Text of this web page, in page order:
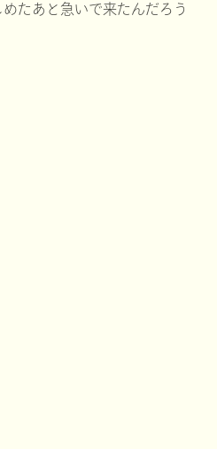
たあと急いで来たんだろう